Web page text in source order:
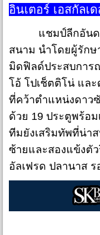
อินเตอร์ เอสกัลเ
แชมป์ลีกอันดอร์
สนาม นำโดยผู้รักษ
มิดฟิลด์ประสบการ
โอ้ โปเช็ตติโน่ และ
ที่คว้าตำแหน่งดาว
ด้วย 19 ประตูพร้อ
ทีมยังเสริมทัพที่น่า
ซ้ายและสองแข้งตั
อัลเฟรด ปลานาส